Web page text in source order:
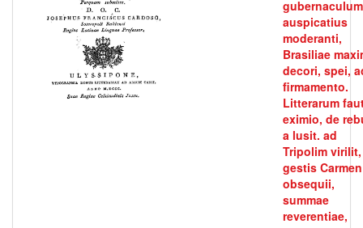
gubernaculum
auspicatius
moderanti,
Brasiliae
decori, spei,
firmamento.
Litterarum
eximio, de
a lusit. ad
Tripolim virilit,
gestis
obsequii,
summae
reverentiae,